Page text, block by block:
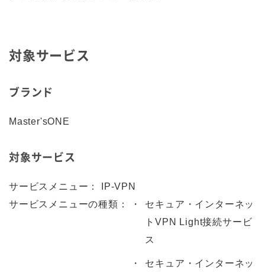
対象サービス
ブランド
Master'sONE
対象サービス
サービスメニュー：
IP-VPN
サービスメニューの種類：
セキュア・インターネッ
トVPN Light接続サービ
ス
セキュア・インターネッ